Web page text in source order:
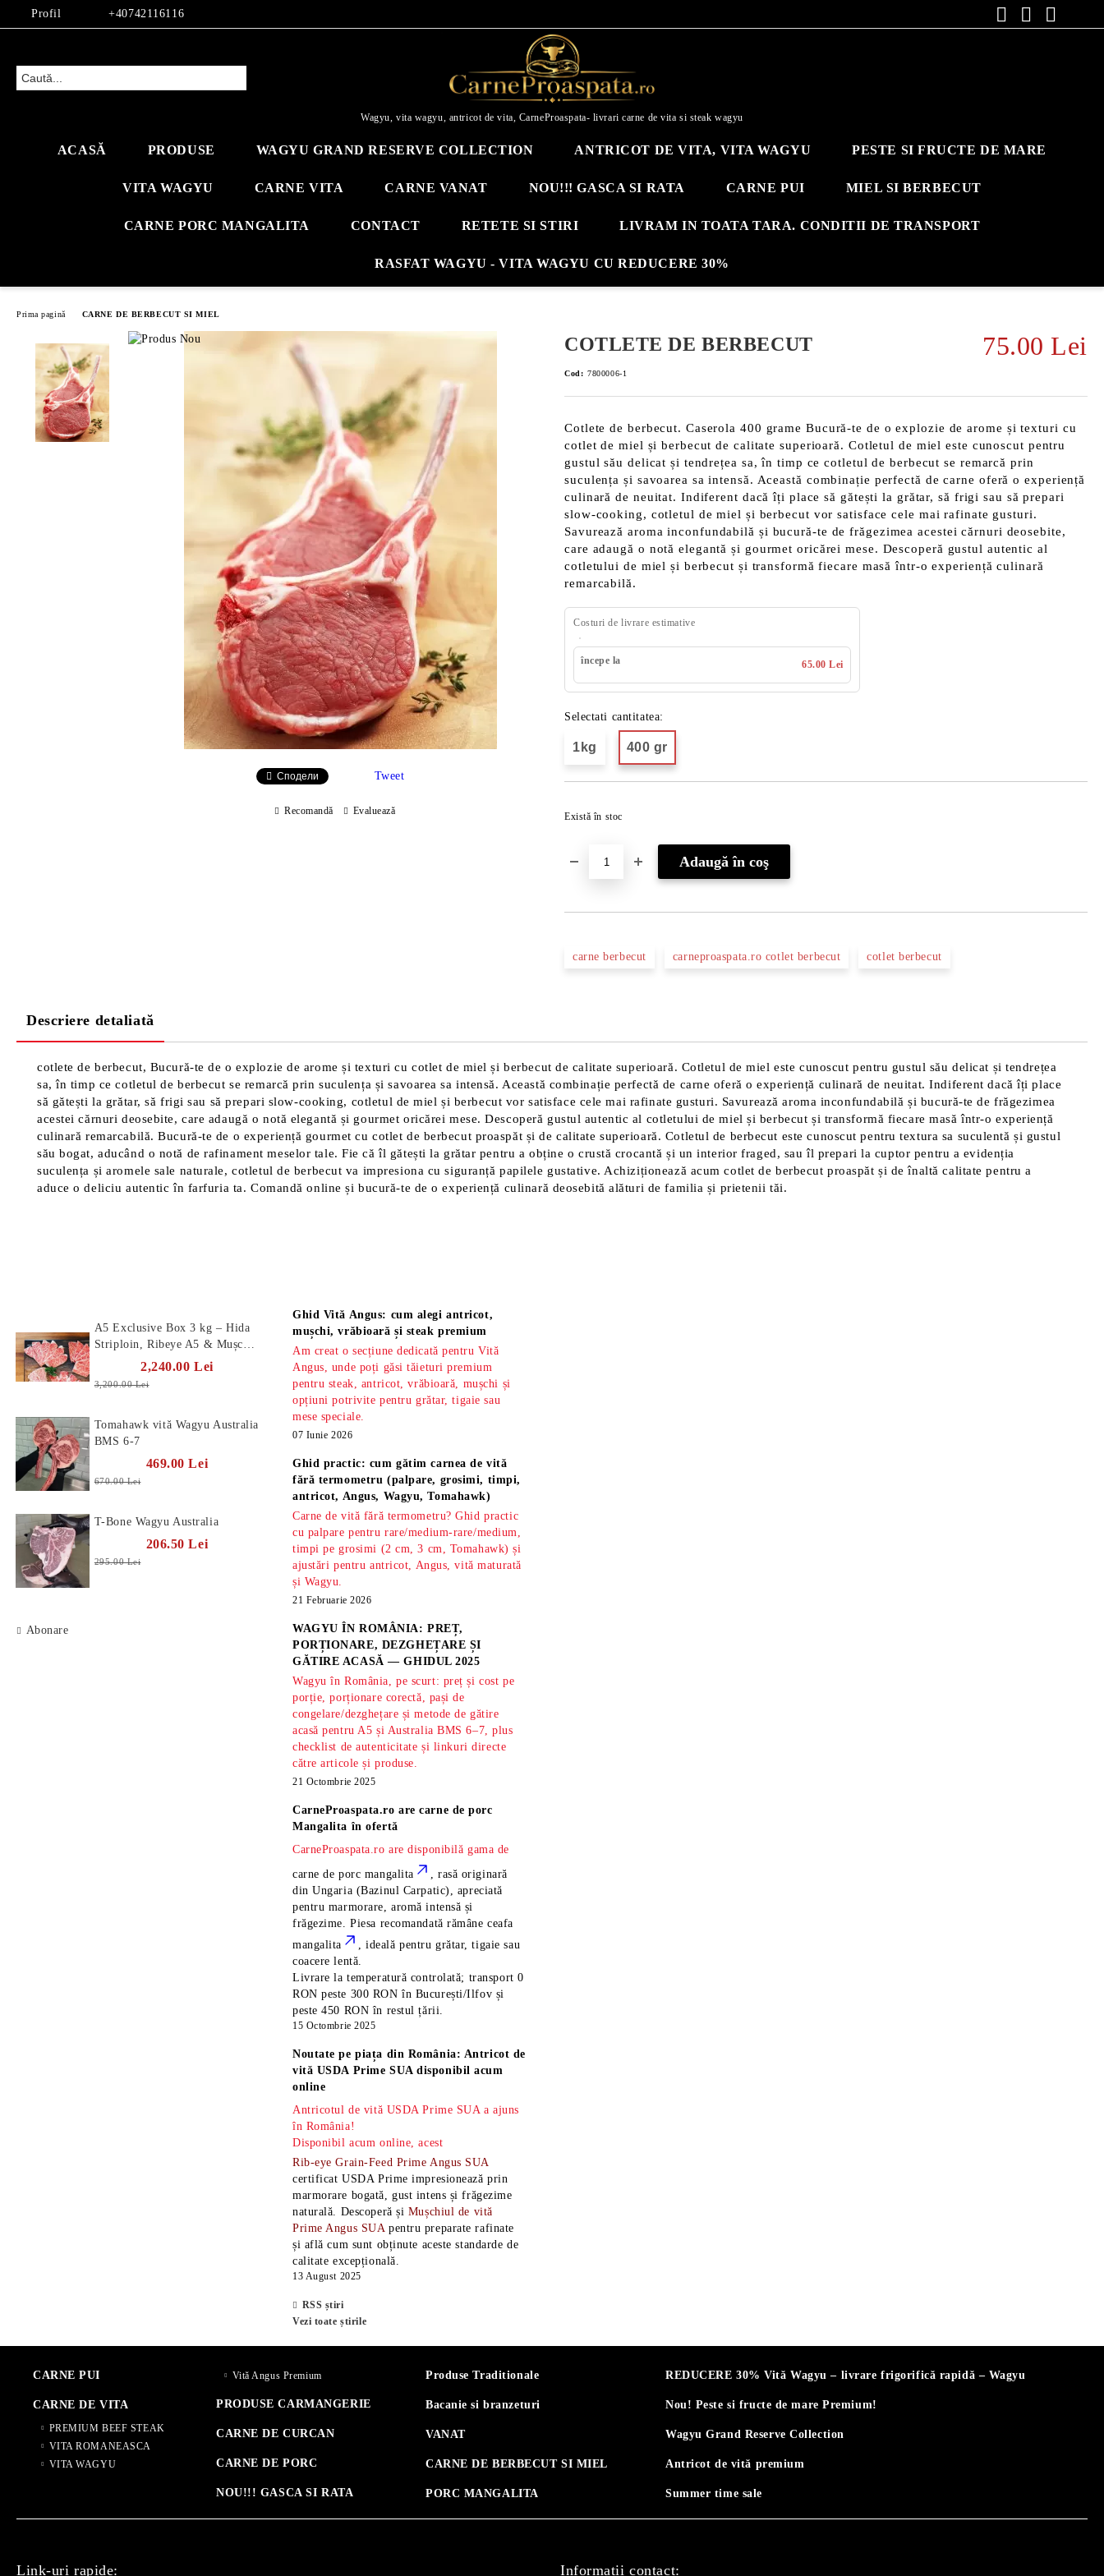
Profil +40742116116
Wagyu, vita wagyu, antricot de vita, CarneProaspata- livrari carne de vita si steak wagyu
ACASĂ PRODUSE WAGYU GRAND RESERVE COLLECTION ANTRICOT DE VITA, VITA WAGYU PESTE SI FRUCTE DE MARE
VITA WAGYU CARNE VITA CARNE VANAT NOU!!! GASCA SI RATA CARNE PUI MIEL SI BERBECUT
CARNE PORC MANGALITA CONTACT RETETE SI STIRI LIVRAM IN TOATA TARA. CONDITII DE TRANSPORT
RASFAT WAGYU - VITA WAGYU CU REDUCERE 30%
Prima pagină CARNE DE BERBECUT SI MIEL
COTLETE DE BERBECUT 75.00 Lei
Cod: 7800006-1
Cotlete de berbecut. Caserola 400 grame Bucură-te de o explozie de arome și texturi cu
cotlet de miel și berbecut de calitate superioară. Cotletul de miel este cunoscut pentru
gustul său delicat și tendrețea sa, în timp ce cotletul de berbecut se remarcă prin
suculența și savoarea sa intensă. Această combinație perfectă de carne oferă o experiență
culinară de neuitat. Indiferent dacă îți place să gătești la grătar, să frigi sau să prepari
slow-cooking, cotletul de miel și berbecut vor satisface cele mai rafinate gusturi.
Savurează aroma inconfundabilă și bucură-te de frăgezimea acestei cărnuri deosebite,
care adaugă o notă elegantă și gourmet oricărei mese. Descoperă gustul autentic al
cotletului de miel și berbecut și transformă fiecare masă într-o experiență culinară
remarcabilă.
Costuri de livrare estimative
începe la 65.00 Lei
Selectati cantitatea:
1kg 400 gr
Există în stoc
carne berbecut carneproaspata.ro cotlet berbecut cotlet berbecut
Сподели Tweet
Recomandă Evaluează
Descriere detaliată
cotlete de berbecut, Bucură-te de o explozie de arome și texturi cu cotlet de miel și berbecut de calitate superioară. Cotletul de miel este cunoscut pentru gustul său delicat și tendrețea
sa, în timp ce cotletul de berbecut se remarcă prin suculența și savoarea sa intensă. Această combinație perfectă de carne oferă o experiență culinară de neuitat. Indiferent dacă îți place
să gătești la grătar, să frigi sau să prepari slow-cooking, cotletul de miel și berbecut vor satisface cele mai rafinate gusturi. Savurează aroma inconfundabilă și bucură-te de frăgezimea
acestei cărnuri deosebite, care adaugă o notă elegantă și gourmet oricărei mese. Descoperă gustul autentic al cotletului de miel și berbecut și transformă fiecare masă într-o experiență
culinară remarcabilă. Bucură-te de o experiență gourmet cu cotlet de berbecut proaspăt și de calitate superioară. Cotletul de berbecut este cunoscut pentru textura sa suculentă și gustul
său bogat, aducând o notă de rafinament meselor tale. Fie că îl gătești la grătar pentru a obține o crustă crocantă și un interior fraged, sau îl prepari la cuptor pentru a evidenția
suculența și aromele sale naturale, cotletul de berbecut va impresiona cu siguranță papilele gustative. Achiziționează acum cotlet de berbecut proaspăt și de înaltă calitate pentru a
aduce o deliciu autentic în farfuria ta. Comandă online și bucură-te de o experiență culinară deosebită alături de familia și prietenii tăi.
A5 Exclusive Box 3 kg – Hida
Striploin, Ribeye A5 & Mușchi
2,240.00 Lei
3,200.00 Lei
Tomahawk vită Wagyu Australia
BMS 6-7
469.00 Lei
670.00 Lei
T-Bone Wagyu Australia
206.50 Lei
295.00 Lei
Abonare
Ghid Vită Angus: cum alegi antricot,
mușchi, vrăbioară și steak premium
Am creat o secțiune dedicată pentru Vită
Angus, unde poți găsi tăieturi premium
pentru steak, antricot, vrăbioară, mușchi și
opțiuni potrivite pentru grătar, tigaie sau
mese speciale.
07 Iunie 2026
Ghid practic: cum gătim carnea de vită
fără termometru (palpare, grosimi, timpi,
antricot, Angus, Wagyu, Tomahawk)
Carne de vită fără termometru? Ghid practic
cu palpare pentru rare/medium-rare/medium,
timpi pe grosimi (2 cm, 3 cm, Tomahawk) și
ajustări pentru antricot, Angus, vită maturată
și Wagyu.
21 Februarie 2026
WAGYU ÎN ROMÂNIA: PREȚ,
PORȚIONARE, DEZGHEȚARE ȘI
GĂTIRE ACASĂ — GHIDUL 2025
Wagyu în România, pe scurt: preț și cost pe
porție, porționare corectă, pași de
congelare/dezghețare și metode de gătire
acasă pentru A5 și Australia BMS 6–7, plus
checklist de autenticitate și linkuri directe
către articole și produse.
21 Octombrie 2025
CarneProaspata.ro arecarne de porc
Mangalita în ofertă
CarneProaspata.ro are disponibilă gama de
carne de porc mangalita
, rasă originară
din Ungaria (Bazinul Carpatic), apreciată
pentru marmorare, aromă intensă și
frăgezime. Piesa recomandată rămâneceafa
mangalita
, ideală pentru grătar, tigaie sau
coacere lentă.
Livrare la temperatură controlată; transport 0
RON peste 300 RON în București/Ilfov și
peste 450 RON în restul țării.
15 Octombrie 2025
Noutate pe piața din România: Antricot de
vită USDA Prime SUA disponibil acum
online
Antricotul de vită USDA Prime SUA a ajuns
în România!
Disponibil acum online, acest
Rib-eye Grain-Feed Prime Angus SUA
certificat USDA Prime impresionează prin
marmorare bogată, gust intens și frăgezime
naturală. Descoperă și Mușchiul de vită
Prime Angus SUA pentru preparate rafinate
și află cum sunt obținute aceste standarde de
calitate excepțională.
13 August 2025
RSS știri
Vezi toate știrile
CARNE PUI
CARNE DE VITA
PREMIUM BEEF STEAK
VITA ROMANEASCA
VITA WAGYU
Vită Angus Premium
PRODUSE CARMANGERIE
CARNE DE CURCAN
CARNE DE PORC
NOU!!! GASCA SI RATA
Produse Traditionale
Bacanie si branzeturi
VANAT
CARNE DE BERBECUT SI MIEL
PORC MANGALITA
REDUCERE 30% Vită Wagyu – livrare frigorifică rapidă – Wagyu
Nou! Peste si fructe de mare Premium!
Wagyu Grand Reserve Collection
Antricot de vită premium
Summer time sale
Link-uri rapide: Informatii contact: